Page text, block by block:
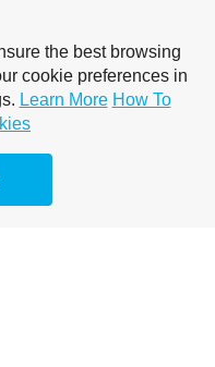
the best browsing
cookie preferences in
Learn More How To